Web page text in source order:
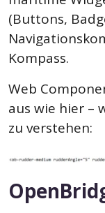
(Buttons,
Kompass.
Web
aus wie hier –
zu verstehen: